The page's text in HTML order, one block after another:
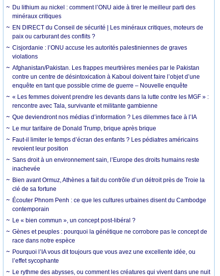
Du lithium au nickel : comment l’ONU aide à tirer le meilleur parti des
minéraux critiques
EN DIRECT du Conseil de sécurité | Les minéraux critiques, moteurs de
paix ou carburant des conflits ?
Cisjordanie : l’ONU accuse les autorités palestiniennes de graves
violations
Afghanistan/Pakistan. Les frappes meurtrières menées par le Pakistan
contre un centre de désintoxication à Kaboul doivent faire l’objet d’une
enquête en tant que possible crime de guerre – Nouvelle enquête
« Les femmes doivent prendre les devants dans la lutte contre les MGF » :
rencontre avec Tala, survivante et militante gambienne
Que deviendront nos médias d’information ? Les dilemmes face à l’IA
Le mur tarifaire de Donald Trump, brique après brique
Faut-il limiter le temps d’écran des enfants ? Les pédiatres américains
revoient leur position
Sans droit à un environnement sain, l’Europe des droits humains reste
inachevée
Bien avant Ormuz, Athènes a fait du contrôle d’un détroit près de Troie la
clé de sa fortune
Écouter Phnom Penh : ce que les cultures urbaines disent du Cambodge
contemporain
Le « bien commun », un concept post-libéral ?
Gènes et peuples : pourquoi la génétique ne corrobore pas le concept de
race dans notre espèce
Pourquoi l’IA vous dit toujours que vous avez une excellente idée, ou
l’effet sycophante
Le rythme des abysses, ou comment les créatures qui vivent dans une nuit